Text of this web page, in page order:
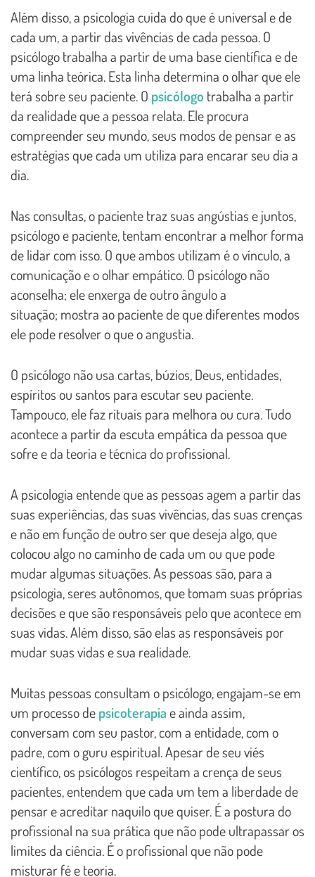
Além disso, a psicologia cuida do que é universal e de
cada um, a partir das vivências de cada pessoa. O
psicólogo trabalha a partir de uma base científica e de
uma linha teórica. Esta linha determina o olhar que ele
terá sobre seu paciente. O psicólogo trabalha a partir
da realidade que a pessoa relata. Ele procura
compreender seu mundo, seus modos de pensar e as
estratégias que cada um utiliza para encarar seu dia a
dia.
Nas consultas, o paciente traz suas angústias e juntos,
psicólogo e paciente, tentam encontrar a melhor forma
de lidar com isso. O que ambos utilizam é o vínculo, a
comunicação e o olhar empático. O psicólogo não
aconselha; ele enxerga de outro ângulo a
situação; mostra ao paciente de que diferentes modos
ele pode resolver o que o angustia.
O psicólogo não usa cartas, búzios, Deus, entidades,
espíritos ou santos para escutar seu paciente.
Tampouco, ele faz rituais para melhora ou cura. Tudo
acontece a partir da escuta empática da pessoa que
sofre e da teoria e técnica do profissional.
A psicologia entende que as pessoas agem a partir das
suas experiências, das suas vivências, das suas crenças
e não em função de outro ser que deseja algo, que
colocou algo no caminho de cada um ou que pode
mudar algumas situações. As pessoas são, para a
psicologia, seres autônomos, que tomam suas próprias
decisões e que são responsáveis pelo que acontece em
suas vidas. Além disso, são elas as responsáveis por
mudar suas vidas e sua realidade.
Muitas pessoas consultam o psicólogo, engajam-se em
um processo depsicoterapiae ainda assim,
conversam com seu pastor, com a entidade, com o
padre, com o guru espiritual. Apesar de seu viés
científico, os psicólogos respeitam a crença de seus
pacientes, entendem que cada um tem a liberdade de
pensar e acreditar naquilo que quiser. É a postura do
profissional na sua prática que não pode ultrapassar os
limites da ciência. É o profissional que não pode
misturar fé e teoria.